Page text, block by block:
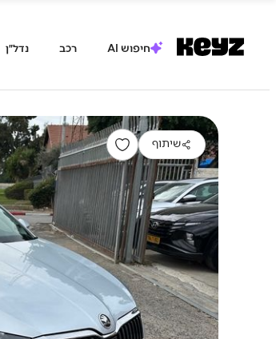
חיפוש AI רכב נדל״ן
שיתוף